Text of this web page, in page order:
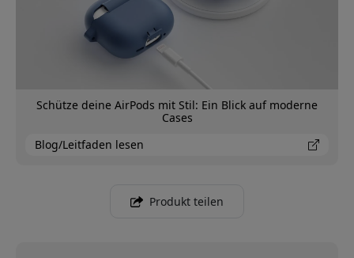
Schütze deine AirPods mit Stil: Ein Blick auf moderne
Cases
Blog/Leitfaden lesen
Produkt teilen